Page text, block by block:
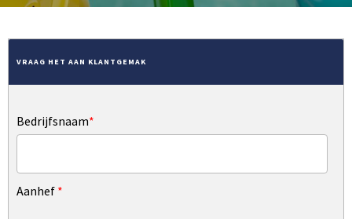
VRAAG HET AAN KLANTGEMAK
Bedrijfsnaam*
Aanhef *